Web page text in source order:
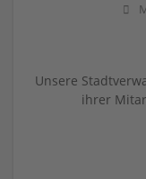
Unsere
ihrer